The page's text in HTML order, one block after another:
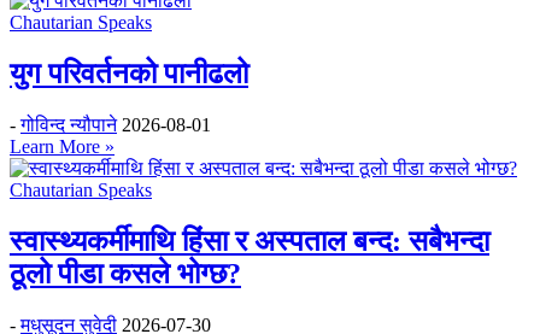
Chautarian Speaks
युग परिवर्तनको पानीढलो
-गोविन्द न्यौपाने 2026-08-01
Learn More »
Chautarian Speaks
स्वास्थ्यकर्मीमाथि हिंसा र अस्पताल बन्द: सबैभन्दा
ठूलो पीडा कसले भोग्छ?
-मधुसूदन सुवेदी 2026-07-30